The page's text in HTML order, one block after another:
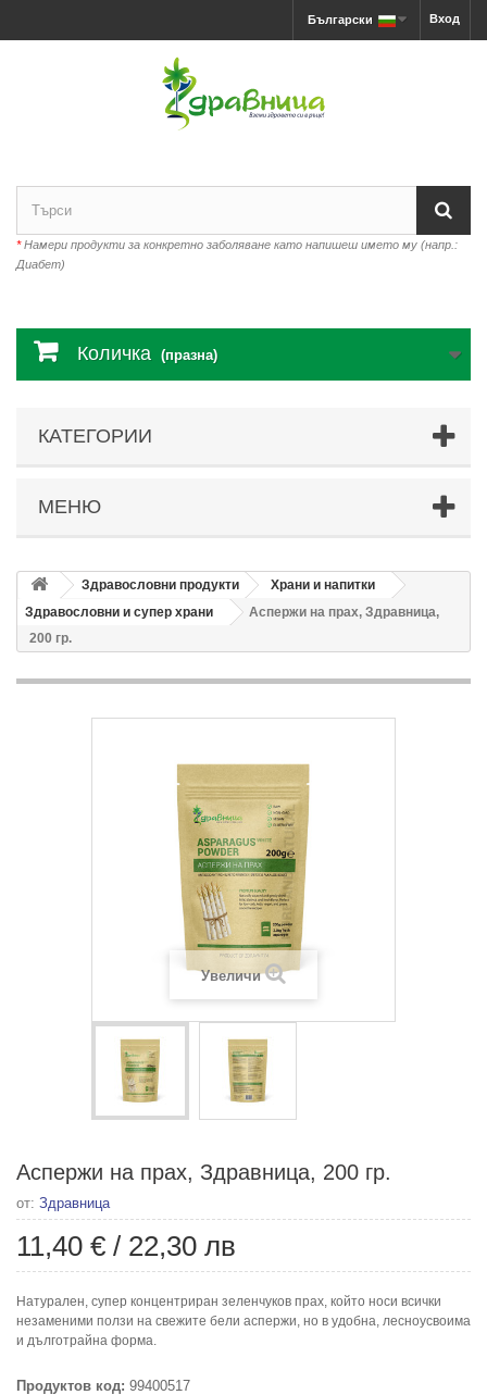
Вход
Български
*Намери продукти за конкретно заболяване като напишеш името му (напр.:
Диабет)
Количка (празна)
КАТЕГОРИИ
МЕНЮ
Здравословни продукти
Храни и напитки
Здравословни и супер храни
Аспержи на прах, Здравница,
200 гр.
Увеличи
Аспержи на прах, Здравница, 200 гр.
от: Здравница
11,40 € / 22,30 лв
Натурален, супер концентриран зеленчуков прах, който носи всички
незаменими ползи на свежите бели аспержи, но в удобна, лесноусвоима
и дълготрайна форма.
Продуктов код: 99400517